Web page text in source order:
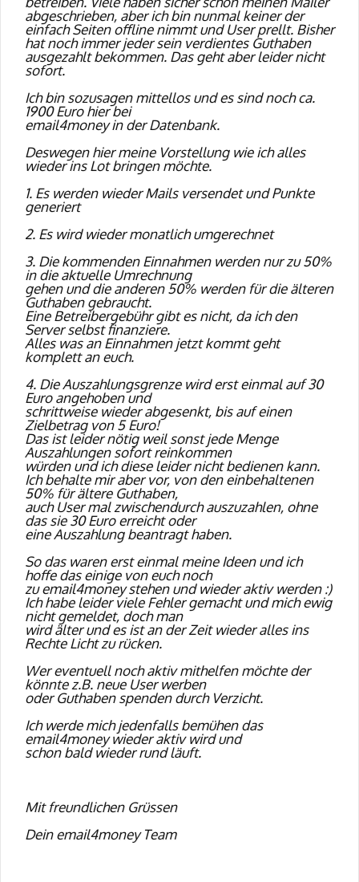
abgeschrieben, aber ich bin nunmal keiner der
einfach Seiten offline nimmt und User prellt. Bisher
hat noch immer jeder sein verdientes Guthaben
ausgezahlt bekommen. Das geht aber leider nicht
sofort.
Ich bin sozusagen mittellos und es sind noch ca.
1900 Euro hier bei
email4money in der Datenbank.
Deswegen hier meine Vorstellung wie ich alles
wieder ins Lot bringen möchte.
1. Es werden wieder Mails versendet und Punkte
generiert
2. Es wird wieder monatlich umgerechnet
3. Die kommenden Einnahmen werden nur zu 50%
in die aktuelle Umrechnung
gehen und die anderen 50% werden für die älteren
Guthaben gebraucht.
Eine Betreibergebühr gibt es nicht, da ich den
Server selbst finanziere.
Alles was an Einnahmen jetzt kommt geht
komplett an euch.
4. Die Auszahlungsgrenze wird erst einmal auf 30
Euro angehoben und
schrittweise wieder abgesenkt, bis auf einen
Zielbetrag von 5 Euro!
Das ist leider nötig weil sonst jede Menge
Auszahlungen sofort reinkommen
würden und ich diese leider nicht bedienen kann.
Ich behalte mir aber vor, von den einbehaltenen
50% für ältere Guthaben,
auch User mal zwischendurch auszuzahlen, ohne
das sie 30 Euro erreicht oder
eine Auszahlung beantragt haben.
So das waren erst einmal meine Ideen und ich
hoffe das einige von euch noch
zu email4money stehen und wieder aktiv werden :)
Ich habe leider viele Fehler gemacht und mich ewig
nicht gemeldet, doch man
wird älter und es ist an der Zeit wieder alles ins
Rechte Licht zu rücken.
Wer eventuell noch aktiv mithelfen möchte der
könnte z.B. neue User werben
oder Guthaben spenden durch Verzicht.
Ich werde mich jedenfalls bemühen das
email4money wieder aktiv wird und
schon bald wieder rund läuft.
Mit freundlichen Grüssen
Dein email4money Team